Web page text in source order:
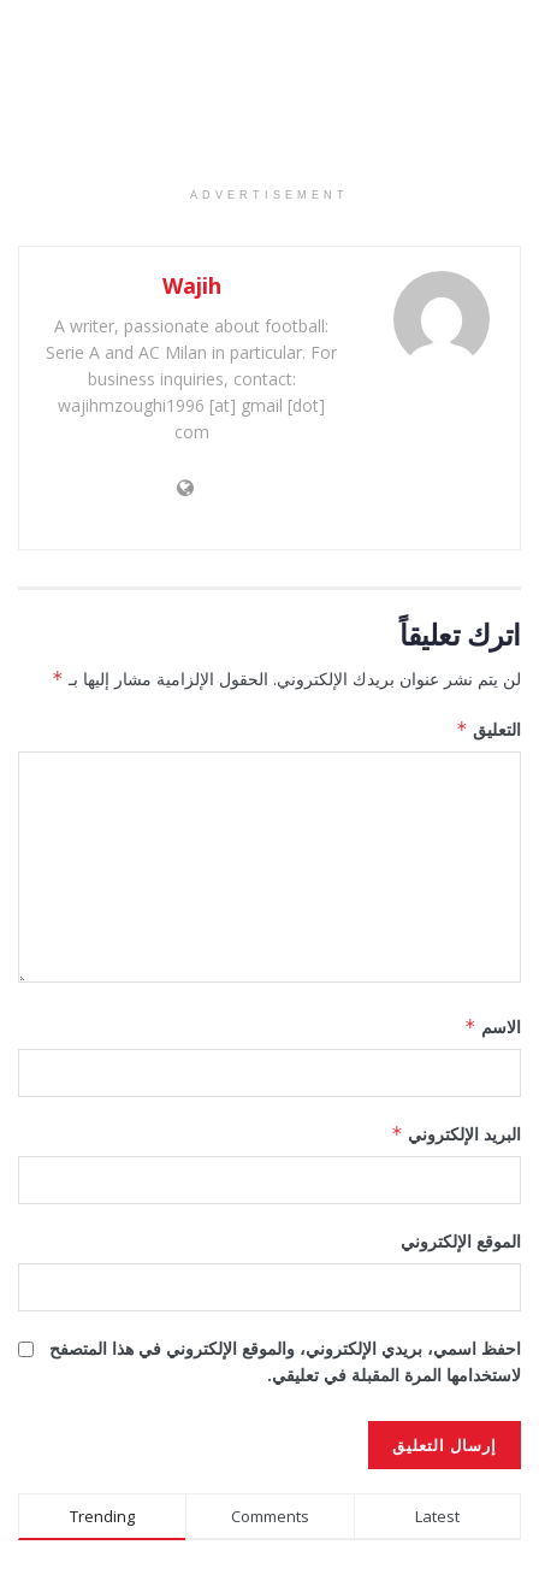
ADVERTISEMENT
Wajih
A writer, passionate about football:
Serie A and AC Milan in particular. For
business inquiries, contact:
wajihmzoughi1996 [at] gmail [dot]
com
اترك تعليقاً
لن يتم نشر عنوان بريدك الإلكتروني. الحقول الإلزامية مشار إليها بـ *
التعليق *
الاسم *
البريد الإلكتروني *
الموقع الإلكتروني
احفظ اسمي، بريدي الإلكتروني، والموقع الإلكتروني في هذا المتصفح
لاستخدامها المرة المقبلة في تعليقي.
Alternative:
Trending Comments Latest